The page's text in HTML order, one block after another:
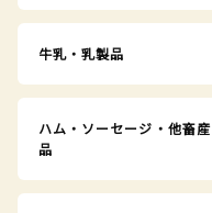
牛乳・乳製品
ハム・ソーセージ・他畜産
品